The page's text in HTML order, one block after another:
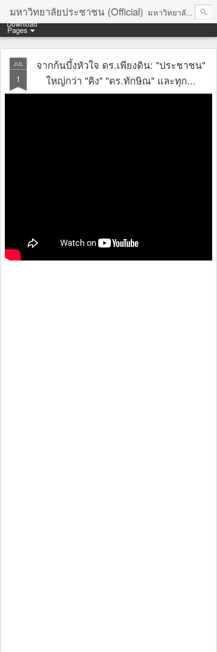
มหาวิทยาลัยประชาชน (Official) มหาวิทยาลัยประชาชน เพื่อการปฏิวัติประชาชนโดยสันติ Truths :: Peace :: Revolution :: Universal Human Rights :: Democracy (TPRUD)
Pages
JUL
1
จากก้นบึ้งหัวใจ ดร.เพียงดิน: "ประชาชน"
ใหญ่กว่า "คิง" "ดร.ทักษิณ" และทุก...
Download